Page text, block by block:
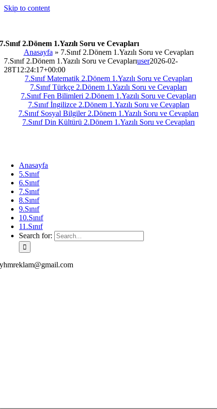
Skip to content
7.Sınıf 2.Dönem 1.Yazılı Soru ve Cevapları
Anasayfa » 7.Sınıf 2.Dönem 1.Yazılı Soru ve Cevapları
7.Sınıf 2.Dönem 1.Yazılı Soru ve Cevaplarıuser2026-02-
28T12:24:17+00:00
7.Sınıf Matematik 2.Dönem 1.Yazılı Soru ve Cevapları
7.Sınıf Türkçe 2.Dönem 1.Yazılı Soru ve Cevapları
7.Sınıf Fen Bilimleri 2.Dönem 1.Yazılı Soru ve Cevapları
7.Sınıf İngilizce 2.Dönem 1.Yazılı Soru ve Cevapları
7.Sınıf Sosyal Bilgiler 2.Dönem 1.Yazılı Soru ve Cevapları
7.Sınıf Din Kültürü 2.Dönem 1.Yazılı Soru ve Cevapları
Anasayfa
5.Sınıf
6.Sınıf
7.Sınıf
8.Sınıf
9.Sınıf
10.Sınıf
11.Sınıf
Search for:
yhmreklam@gmail.com